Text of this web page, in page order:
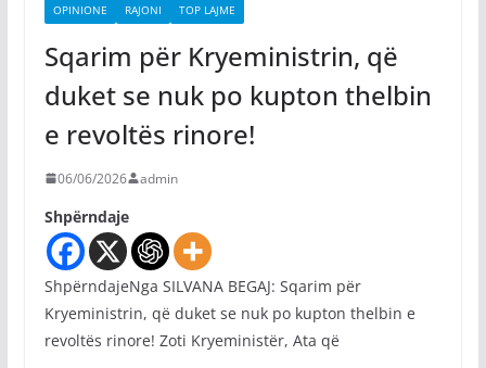
OPINIONE RAJONI TOP LAJME
Sqarim për Kryeministrin, që
duket se nuk po kupton thelbin
e revoltës rinore!
06/06/2026 admin
Shpërndaje
ShpërndajeNga SILVANA BEGAJ: Sqarim për
Kryeministrin, që duket se nuk po kupton thelbin e
revoltës rinore! Zoti Kryeministër, Ata që